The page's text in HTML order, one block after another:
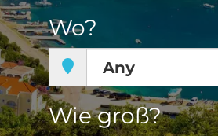
Wo?
Wie groß?